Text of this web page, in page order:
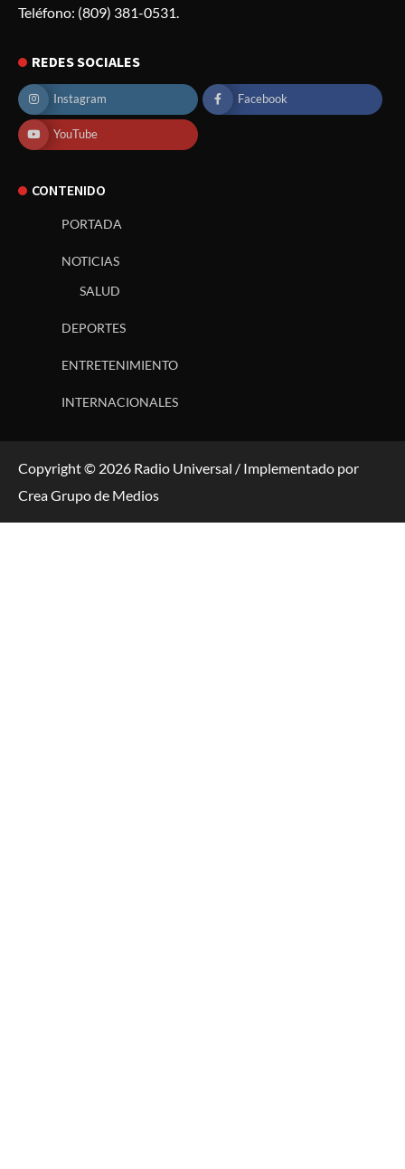
Teléfono: (809) 381-0531.
REDES SOCIALES
Instagram Facebook
YouTube
CONTENIDO
PORTADA
NOTICIAS
SALUD
DEPORTES
ENTRETENIMIENTO
INTERNACIONALES
Copyright © 2026 Radio Universal / Implementado por
Crea Grupo de Medios